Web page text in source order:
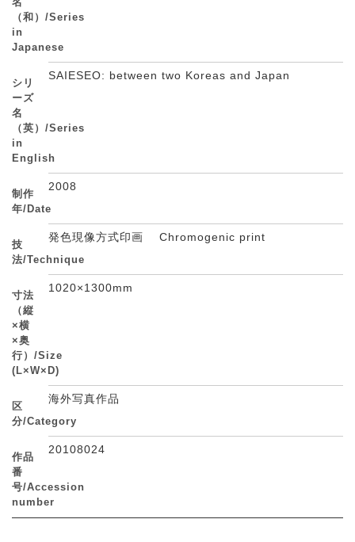
（和）/Series
in
Japanese
シリ
ーズ
名
（英）/Series
in
English
SAIESEO: between two Koreas and Japan
制作
年/Date
2008
技
法/Technique
発色現像方式印画 Chromogenic print
寸法
（縦
×横
×奥
行）/Size
(L×W×D)
1020×1300mm
区
分/Category
海外写真作品
作品
番
号/Accession
number
20108024